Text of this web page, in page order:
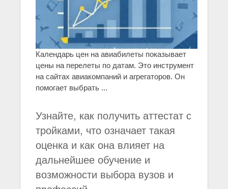
Календарь цен на авиабилеты показывает
цены на перелеты по датам. Это инструмент
на сайтах авиакомпаний и агрегаторов. Он
помогает выбрать ...
Узнайте, как получить аттестат с
тройками, что означает такая
оценка и как она влияет на
дальнейшее обучение и
возможности выбора вузов и